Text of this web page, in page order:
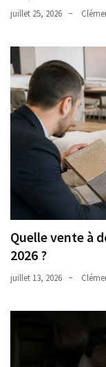
juillet 25, 2026
Quelle vente à
2026 ?
juillet 13, 2026